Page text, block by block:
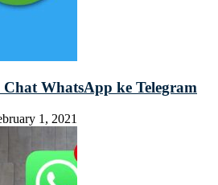
WhatsApp ke Telegram
1, 2021